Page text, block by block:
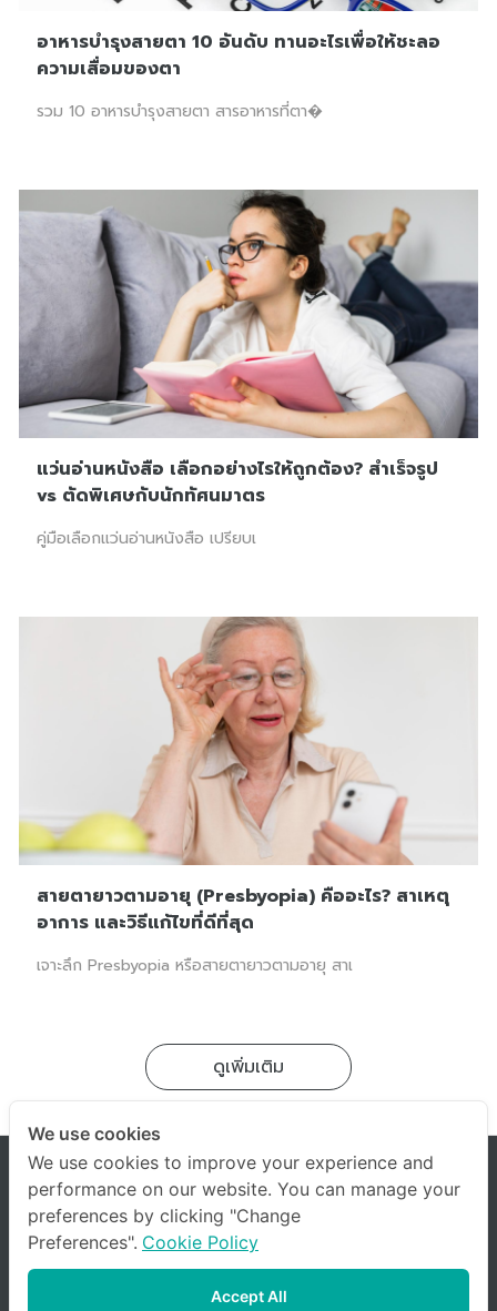
อาหารบำรุงสายตา 10 อันดับ ทานอะไรเพื่อให้ชะลอ
ความเสื่อมของตา
รวม 10 อาหารบำรุงสายตา สารอาหารที่ตา�
แว่นอ่านหนังสือ เลือกอย่างไรให้ถูกต้อง? สำเร็จรูป
vs ตัดพิเศษกับนักทัศนมาตร
คู่มือเลือกแว่นอ่านหนังสือ เปรียบเ
สายตายาวตามอายุ (Presbyopia) คืออะไร? สาเหตุ
อาการ และวิธีแก้ไขที่ดีที่สุด
เจาะลึก Presbyopia หรือสายตายาวตามอายุ สาเ
ดูเพิ่มเติม
We use cookies
We use cookies to improve your experience and
performance on our website. You can manage your
preferences by clicking "Change
Preferences". Cookie Policy
Accept All